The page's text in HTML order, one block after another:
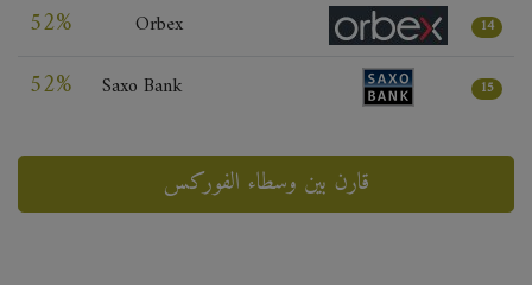
52% Orbex 14
52% Saxo Bank 15
قارن بين وسطاء الفوركس